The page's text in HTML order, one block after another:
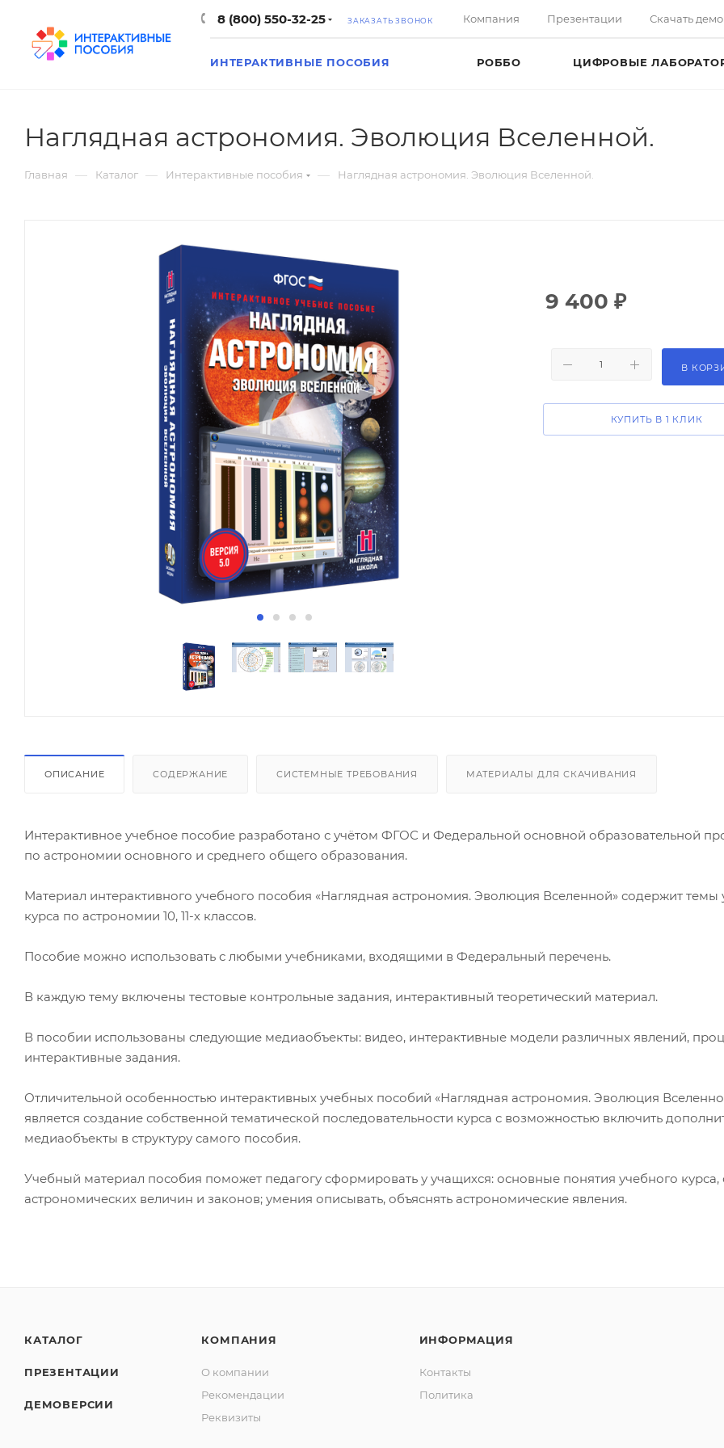
8 (800) 550-32-25 ЗАКАЗАТЬ ЗВОНОК Компания Презентации Скачать
ИНТЕРАКТИВНЫЕ ПОСОБИЯ РОББО ЦИФРОВЫЕ
Наглядная астрономия. Эволюция Вселенной.
Главная — Каталог — Интерактивные пособия — Наглядная астрономия. Эволюция Вселенной.
9 400 ₽
В
КУПИТЬ В 1 КЛИК
ОПИСАНИЕ СОДЕРЖАНИЕ СИСТЕМНЫЕ ТРЕБОВАНИЯ МАТЕРИАЛЫ ДЛЯ СКАЧИВАНИЯ
Интерактивное учебное пособие разработано с учётом ФГОС и Федеральной основной образовательной
по астрономии основного и среднего общего образования.
Материал интерактивного учебного пособия «Наглядная астрономия. Эволюция Вселенной» содержит темы
курса по астрономии 10, 11-х классов.
Пособие можно использовать с любыми учебниками, входящими в Федеральный перечень.
В каждую тему включены тестовые контрольные задания, интерактивный теоретический материал.
В пособии использованы следующие медиаобъекты: видео, интерактивные модели различных явлений,
интерактивные задания.
Отличительной особенностью интерактивных учебных пособий «Наглядная астрономия. Эволюция
является создание собственной тематической последовательности курса с возможностью включить
медиаобъекты в структуру самого пособия.
Учебный материал пособия поможет педагогу сформировать у учащихся: основные понятия учебного курса,
астрономических величин и законов; умения описывать, объяснять астрономические явления.
КАТАЛОГ
ПРЕЗЕНТАЦИИ
ДЕМОВЕРСИИ
КОМПАНИЯ
О компании
Рекомендации
Реквизиты
ИНФОРМАЦИЯ
Контакты
Политика